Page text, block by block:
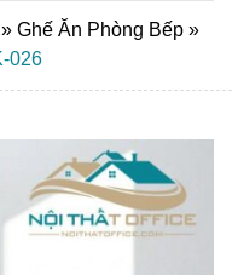
» Ghế Ăn Phòng Bếp »
026